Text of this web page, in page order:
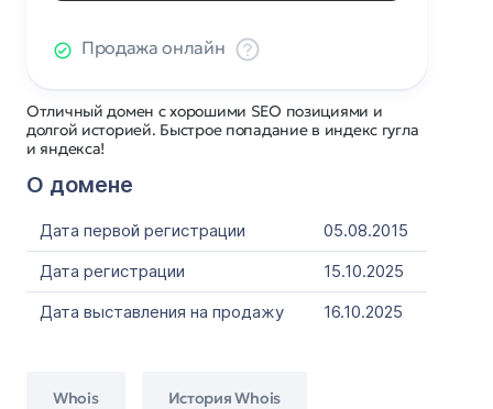
Отличный домен с хорошими SEO позициями и
долгой историей. Быстрое попадание в индекс гугла
и яндекса!
О домене
Дата первой регистрации
05.08.2015
Дата регистрации
15.10.2025
Дата выставления на продажу
16.10.2025
Whois История Whois
Продажа онлайн